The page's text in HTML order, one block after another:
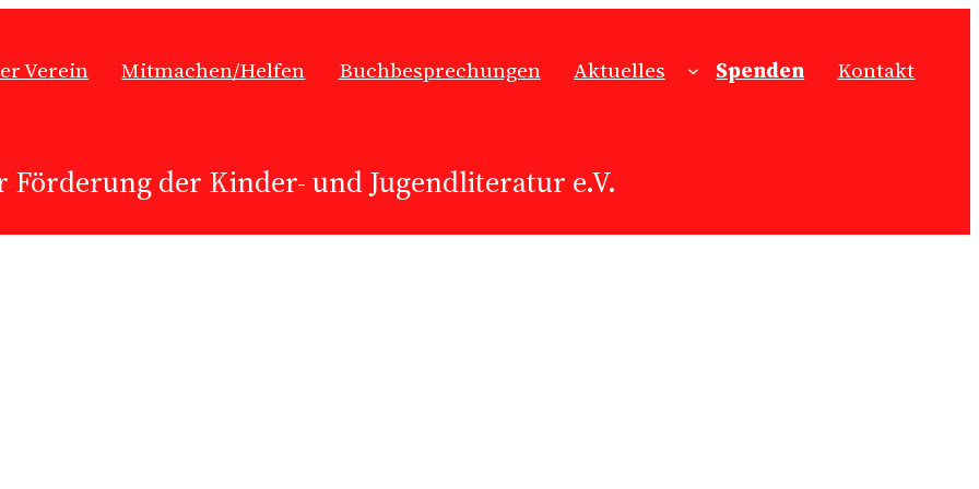
Verein Mitmachen/Helfen Buchbesprechungen Aktuelles Spenden Kontakt
Förderung der Kinder- und Jugendliteratur e.V.